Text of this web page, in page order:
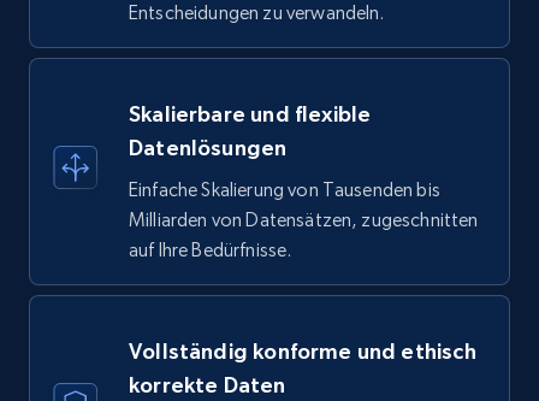
Entscheidungen zu verwandeln.
Skalierbare und flexible
Datenlösungen
Einfache Skalierung von Tausenden bis
Milliarden von Datensätzen, zugeschnitten
auf Ihre Bedürfnisse.
Vollständig konforme und ethisch
korrekte Daten